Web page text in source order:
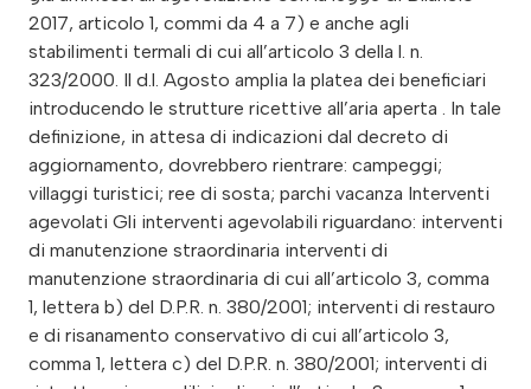
2017, articolo 1, commi da 4 a 7) e anche agli
stabilimenti termali di cui all’articolo 3 della l. n.
323/2000. Il d.l. Agosto amplia la platea dei beneficiari
introducendo le strutture ricettive all’aria aperta . In tale
definizione, in attesa di indicazioni dal decreto di
aggiornamento, dovrebbero rientrare: campeggi;
villaggi turistici; ree di sosta; parchi vacanza Interventi
agevolati Gli interventi agevolabili riguardano: interventi
di manutenzione straordinaria interventi di
manutenzione straordinaria di cui all’articolo 3, comma
1, lettera b) del D.P.R. n. 380/2001; interventi di restauro
e di risanamento conservativo di cui all’articolo 3,
comma 1, lettera c) del D.P.R. n. 380/2001; interventi di